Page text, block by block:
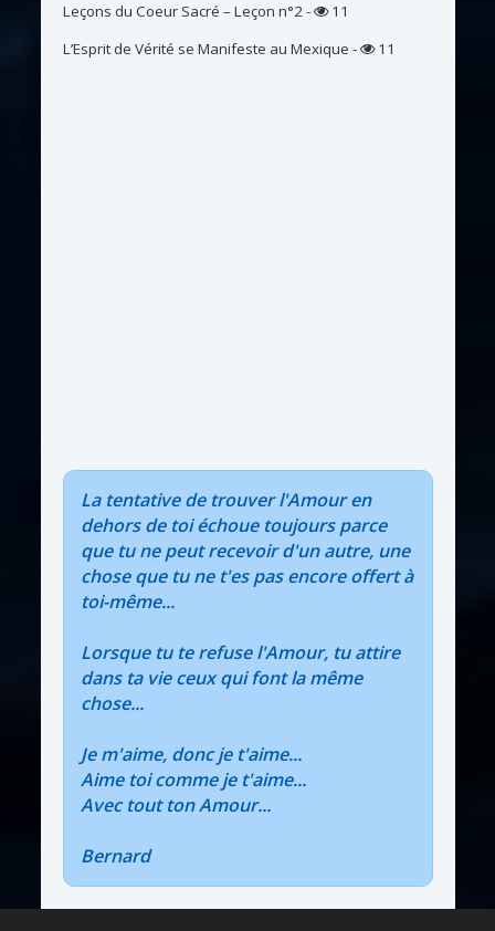
Leçons du Coeur Sacré – Leçon n°2-
11
L’Esprit de Vérité se Manifeste au Mexique - 11
La tentative de trouver l'Amour en
dehors de toi échoue toujours parce
que tu ne peut recevoir d'un autre, une
chose que tu ne t'es pas encore offert à
toi-même...
Lorsque tu te refuse l'Amour, tu attire
dans ta vie ceux qui font la même
chose...
Je m'aime, donc je t'aime...
Aime toi comme je t'aime...
Avec tout ton Amour...
Bernard